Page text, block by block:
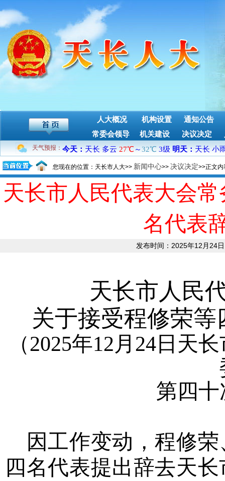
人大概况 机构设置
通知公告
常委会领导
机关建设 决议决定
天气预报：
您现在的位置：天长市人大>> 新闻中心>> 决议决定>>正文内
天长市人民代表大会
名代表
发布时间：2025年12月24日
天长市人民
关于接受程修荣
（2025年12月24日天
第四
因工作变动，程修
四名代表提出辞去天